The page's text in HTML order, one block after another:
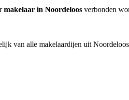
makelaar in Noordeloos verbonden
van alle makelaardijen uit